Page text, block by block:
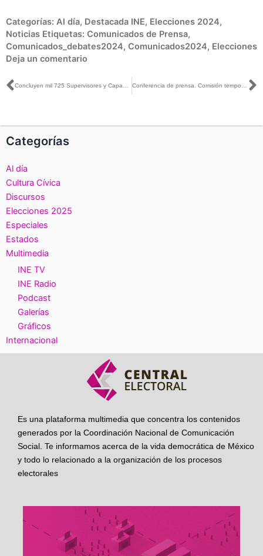
Categorías: Al día, Destacada INE, Elecciones 2024,
Noticias Etiquetas: Comunicados de Prensa,
Comunicados_debates2024, Comunicados2024, Elecciones
Deja un comentario
Ant
Categorías
Al día
Cultura Cívica
Discursos
Elecciones 2025
Especiales
Estados
Multimedia
INE TV
INE Radio
Podcast
Galerías
Gráficos
Internacional
Es una plataforma multimedia que concentra los contenidos
generados por la Coordinación Nacional de Comunicación
Social. Te informamos acerca de la vida democrática de México
y todo lo relacionado a la organización de los procesos
electorales